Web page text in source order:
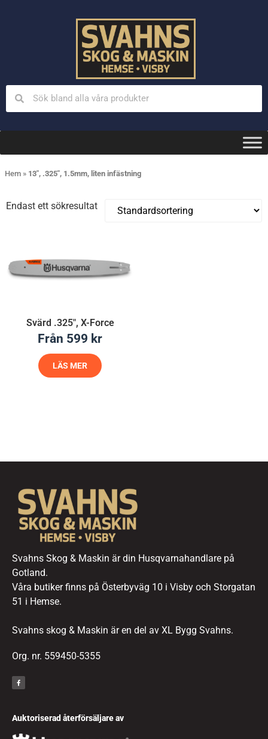
Hem » 13", .325", 1.5mm, liten infästning
Endast ett sökresultat
Svärd .325″, X-Force
Från 599 kr
LÄS MER
Svahns Skog & Maskin är din Husqvarnahandlare på
Gotland.
Våra butiker finns på Österbyväg 10 i Visby och Storgatan
51 i Hemse.
Svahns skog & Maskin är en del av XL Bygg Svahns.
Org. nr. 559450-5355
Auktoriserad återförsäljare av